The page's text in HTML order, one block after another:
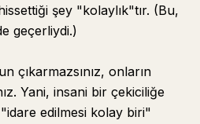
şey "kolaylık"tır. (Bu,
geçerliydi.)
çıkarmazsınız, onların
Yani, insani bir çekiciliğe
edilmesi kolay biri"